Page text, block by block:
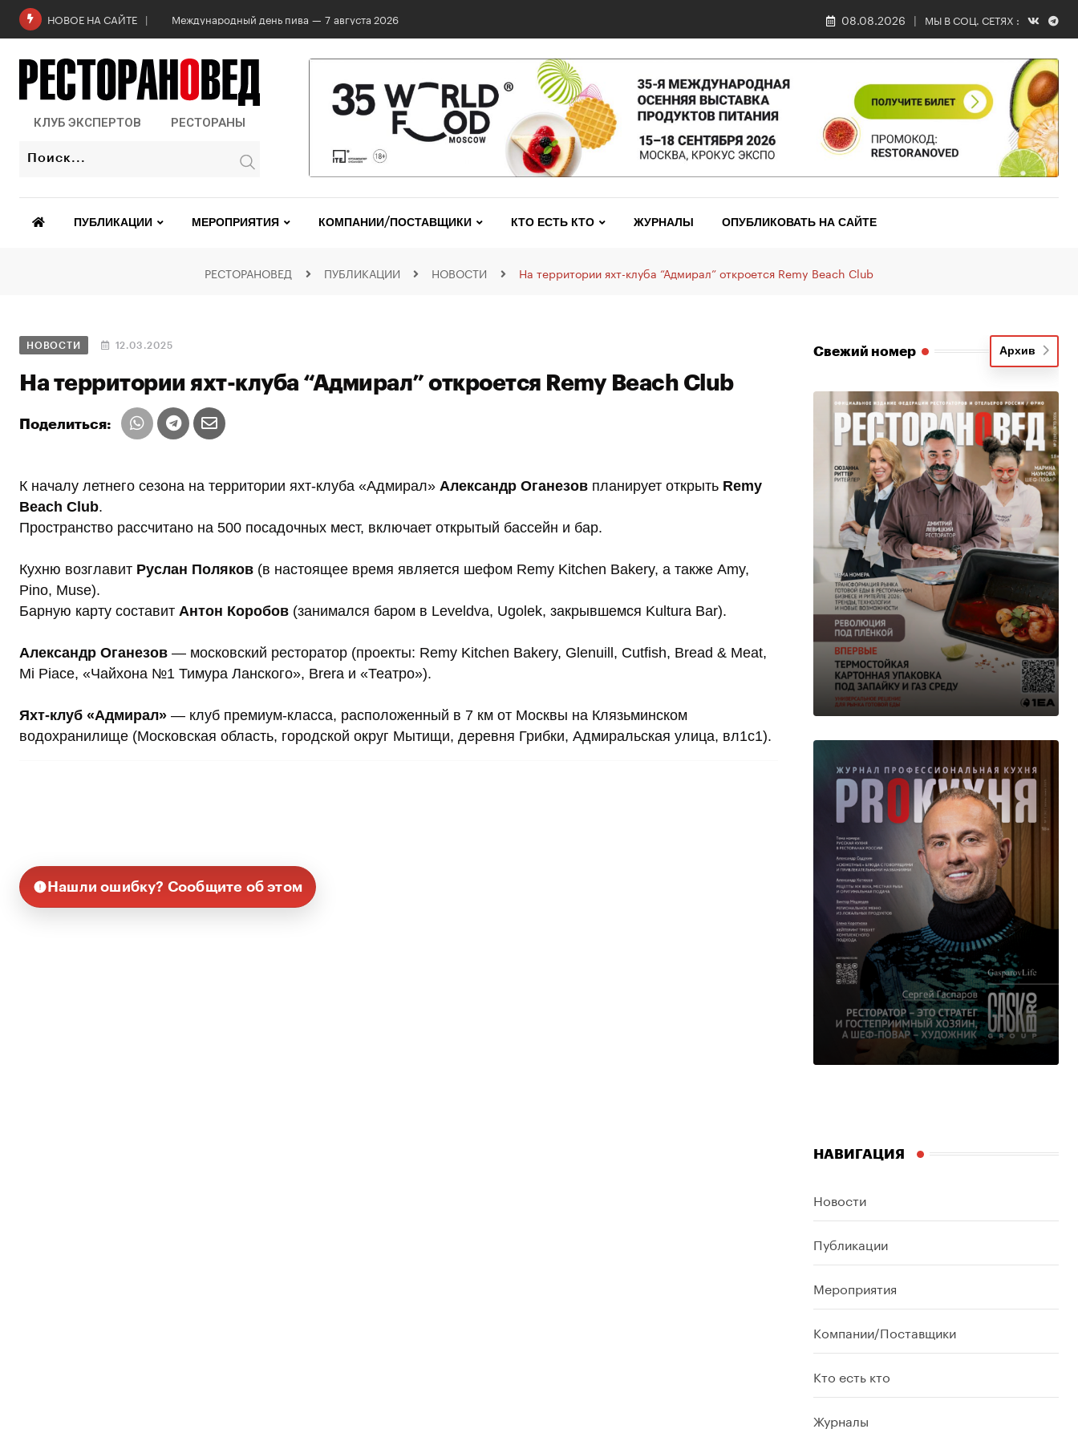
НОВОЕ НА САЙТЕ Международный день пива — 7 августа 2026 08.08.2026 МЫ В СОЦ. СЕТЯХ :
КЛУБ ЭКСПЕРТОВ РЕСТОРАНЫ
ПУБЛИКАЦИИ МЕРОПРИЯТИЯ КОМПАНИИ/ПОСТАВЩИКИ КТО ЕСТЬ КТО ЖУРНАЛЫ ОПУБЛИКОВАТЬ НА САЙТЕ
РЕСТОРАНОВЕД ПУБЛИКАЦИИ НОВОСТИ На территории яхт-клуба “Адмирал” откроется Remy Beach Club
НОВОСТИ 12.03.2025
На территории яхт-клуба “Адмирал” откроется Remy Beach Club
Поделиться:
К началу летнего сезона на территории яхт-клуба «Адмирал» Александр Оганезов планирует открыть Remy
Beach Club.
Пространство рассчитано на 500 посадочных мест, включает открытый бассейн и бар.
Кухню возглавит Руслан Поляков (в настоящее время является шефом Remy Kitchen Bakery, а также Amy,
Pino, Muse).
Барную карту составит Антон Коробов (занимался баром в Leveldva, Ugolek, закрывшемся Kultura Bar).
Александр Оганезов — московский ресторатор (проекты: Remy Kitchen Bakery, Glenuill, Cutfish, Bread & Meat,
Mi Piace, «Чайхона №1 Тимура Ланского», Brera и «Театро»).
Яхт-клуб «Адмирал» — клуб премиум-класса, расположенный в 7 км от Москвы на Клязьминском
водохранилище (Московская область, городской округ Мытищи, деревня Грибки, Адмиральская улица, вл1с1).
Нашли ошибку? Сообщите об этом
Свежий номер Архив
НАВИГАЦИЯ
Новости
Публикации
Мероприятия
Компании/Поставщики
Кто есть кто
Журналы